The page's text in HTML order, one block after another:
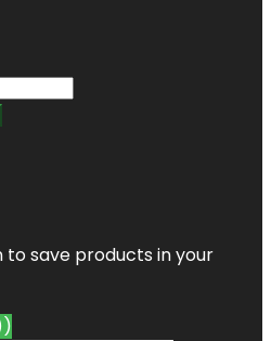
to save products in your